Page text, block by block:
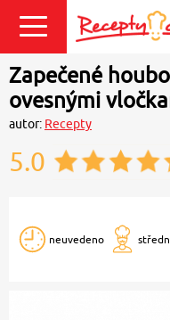
Přihlásit se
Zapečené
ovesnými
autor: Recepty
5.0
neuvedeno